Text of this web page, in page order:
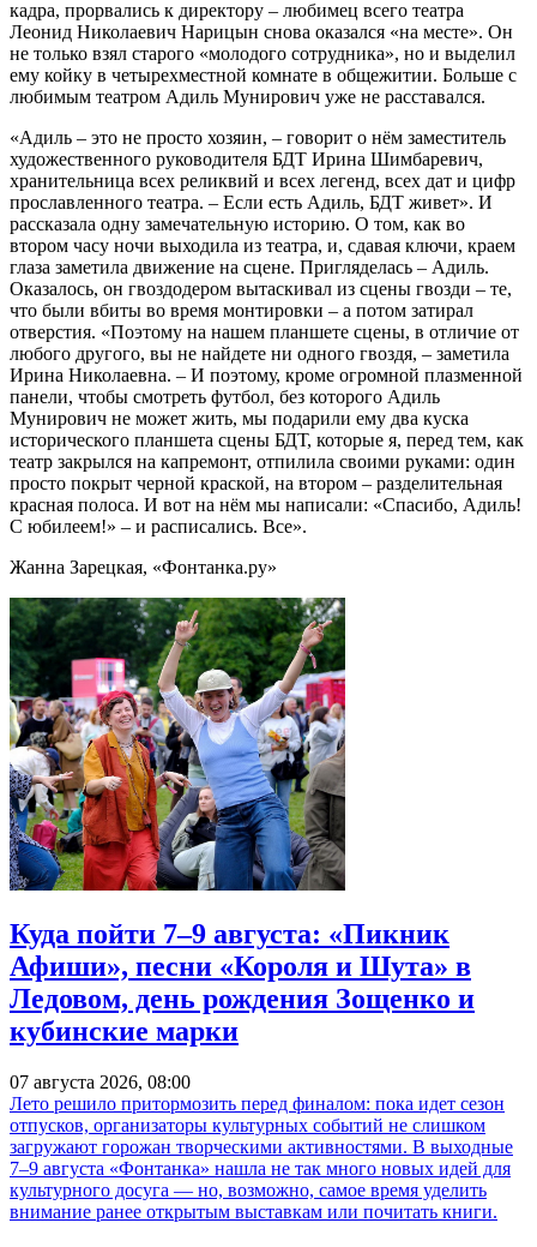
кадра, прорвались к директору – любимец всего театра
Леонид Николаевич Нарицын снова оказался «на месте». Он
не только взял старого «молодого сотрудника», но и выделил
ему койку в четырехместной комнате в общежитии. Больше с
любимым театром Адиль Мунирович уже не расставался.
«Адиль – это не просто хозяин, – говорит о нём заместитель
художественного руководителя БДТ Ирина Шимбаревич,
хранительница всех реликвий и всех легенд, всех дат и цифр
прославленного театра. – Если есть Адиль, БДТ живет». И
рассказала одну замечательную историю. О том, как во
втором часу ночи выходила из театра, и, сдавая ключи, краем
глаза заметила движение на сцене. Пригляделась – Адиль.
Оказалось, он гвоздодером вытаскивал из сцены гвозди – те,
что были вбиты во время монтировки – а потом затирал
отверстия. «Поэтому на нашем планшете сцены, в отличие от
любого другого, вы не найдете ни одного гвоздя, – заметила
Ирина Николаевна. – И поэтому, кроме огромной плазменной
панели, чтобы смотреть футбол, без которого Адиль
Мунирович не может жить, мы подарили ему два куска
исторического планшета сцены БДТ, которые я, перед тем, как
театр закрылся на капремонт, отпилила своими руками: один
просто покрыт черной краской, на втором – разделительная
красная полоса. И вот на нём мы написали: «Спасибо, Адиль!
С юбилеем!» – и расписались. Все».
Жанна Зарецкая, «Фонтанка.ру»
Куда пойти 7–9 августа: «Пикник
Афиши», песни «Короля и Шута» в
Ледовом, день рождения Зощенко и
кубинские марки
07 августа 2026, 08:00
Лето решило притормозить перед финалом: пока идет сезон
отпусков, организаторы культурных событий не слишком
загружают горожан творческими активностями. В выходные
7–9 августа «Фонтанка» нашла не так много новых идей для
культурного досуга — но, возможно, самое время уделить
внимание ранее открытым выставкам или почитать книги.